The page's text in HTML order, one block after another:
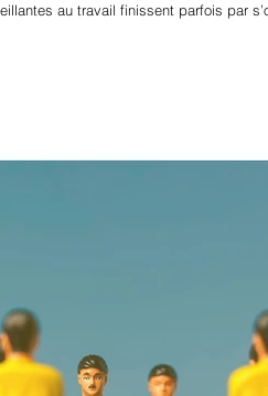
au travail finissent parfois par